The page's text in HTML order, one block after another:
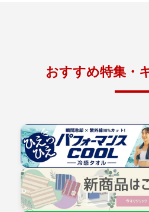
おすすめ特集・